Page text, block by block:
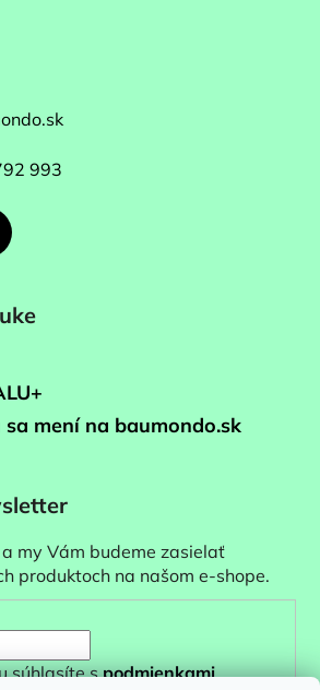
993
mení na baumondo.sk
my Vám budeme zasielať
produktoch na našom e-shope.
súhlasíte spodmienkami